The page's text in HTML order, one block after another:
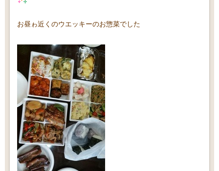
お昼ゎ近くのウエッキーのお惣菜でした